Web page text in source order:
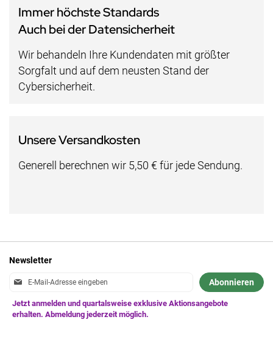
Immer höchste Standards
Auch bei der Datensicherheit
Wir behandeln Ihre Kundendaten mit größter
Sorgfalt und auf dem neusten Stand der
Cybersicherheit.
Unsere Versandkosten
Generell berechnen wir 5,50 € für jede Sendung.
Newsletter
Anmeldung
Newsletter:
Abonnieren